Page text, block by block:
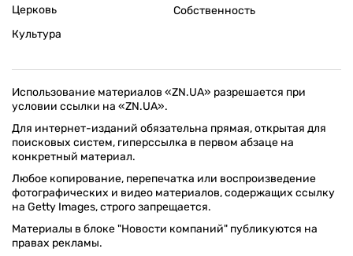
Церковь
Культура
Собственность
Использование материалов «ZN.UA» разрешается при
условии ссылки на «ZN.UA».
Для интернет-изданий обязательна прямая, открытая для
поисковых систем, гиперссылка в первом абзаце на
конкретный материал.
Любое копирование, перепечатка или воспроизведение
фотографических и видео материалов, содержащих ссылку
на Getty Images, строго запрещается.
Материалы в блоке "Новости компаний" публикуются на
правах рекламы.